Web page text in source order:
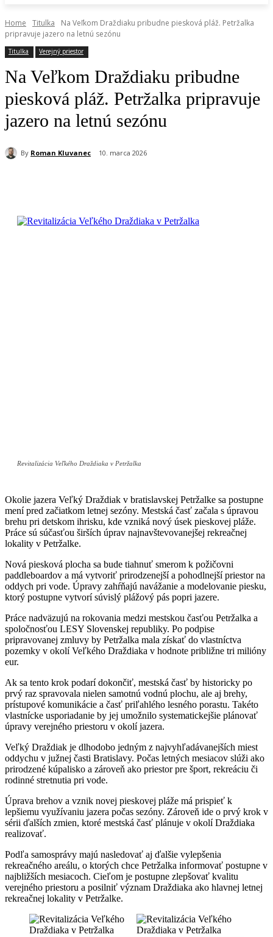
Home Titulka
Na Veľkom Draždiaku pribudne piesková pláž. Petržalka
pripravuje jazero na letnú sezónu
Titulka Verejný priestor
Na Veľkom Draždiaku pribudne
piesková pláž. Petržalka pripravuje
jazero na letnú sezónu
By Roman Kluvanec 10. marca 2026
Revitalizácia Veľkého Draždiaka v Petržalka
Okolie jazera Veľký Draždiak v bratislavskej Petržalke sa postupne
mení pred začiatkom letnej sezóny. Mestská časť začala s úpravou
brehu pri detskom ihrisku, kde vzniká nový úsek pieskovej pláže.
Práce sú súčasťou širších úprav najnavštevovanejšej rekreačnej
lokality v Petržalke.
Nová piesková plocha sa bude tiahnuť smerom k požičovni
paddleboardov a má vytvoriť prirodzenejší a pohodlnejší priestor na
oddych pri vode. Úpravy zahŕňajú navážanie a modelovanie piesku,
ktorý postupne vytvorí súvislý plážový pás popri jazere.
Práce nadväzujú na rokovania medzi mestskou časťou Petržalka a
spoločnosťou LESY Slovenskej republiky. Po podpise
pripravovanej zmluvy by Petržalka mala získať do vlastníctva
pozemky v okolí Veľkého Draždiaka v hodnote približne tri milióny
eur.
Ak sa tento krok podarí dokončiť, mestská časť by historicky po
prvý raz spravovala nielen samotnú vodnú plochu, ale aj brehy,
prístupové komunikácie a časť priľahlého lesného porastu. Takéto
vlastnícke usporiadanie by jej umožnilo systematickejšie plánovať
úpravy verejného priestoru v okolí jazera.
Veľký Draždiak je dlhodobo jedným z najvyhľadávanejších miest
oddychu v južnej časti Bratislavy. Počas letných mesiacov slúži ako
prirodzené kúpalisko a zároveň ako priestor pre šport, rekreáciu či
rodinné stretnutia pri vode.
Úprava brehov a vznik novej pieskovej pláže má prispieť k
lepšiemu využívaniu jazera počas sezóny. Zároveň ide o prvý krok v
sérii ďalších zmien, ktoré mestská časť plánuje v okolí Draždiaka
realizovať.
Podľa samosprávy majú nasledovať aj ďalšie vylepšenia
rekreačného areálu, o ktorých chce Petržalka informovať postupne v
najbližších mesiacoch. Cieľom je postupne zlepšovať kvalitu
verejného priestoru a posilniť význam Draždiaka ako hlavnej letnej
rekreačnej lokality v Petržalke.